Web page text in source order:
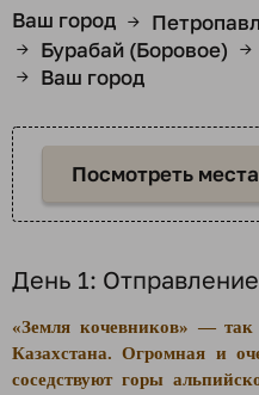
Ваш город →
→ Бурабай (Боровое) →
→ Ваш город
Посмотреть
День 1: Отправление
«Земля кочевников» — так
Казахстана. Огромная и
соседствуют горы